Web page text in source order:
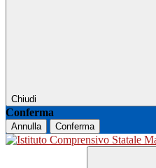
Chiudi
Conferma
Annulla Conferma